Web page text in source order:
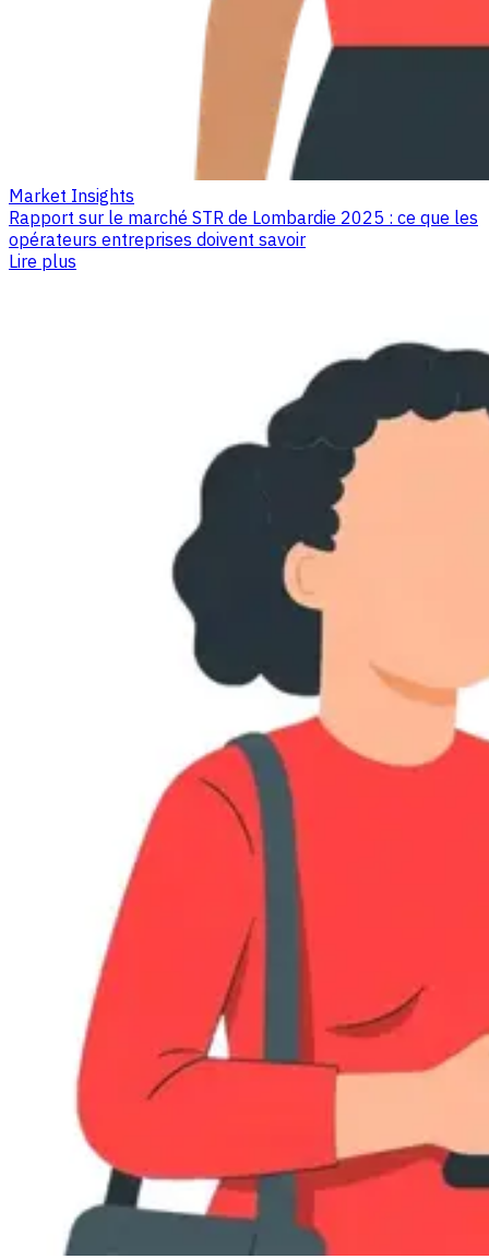
Market Insights
Rapport sur le marché STR de Lombardie 2025 : ce que les
opérateurs entreprises doivent savoir
Lire plus